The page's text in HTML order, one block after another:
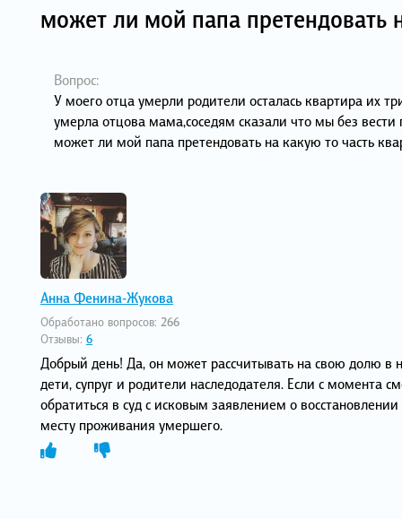
может ли мой папа претендовать
Вопрос:
У моего отца умерли родители осталась квартира их
умерла отцова мама,соседям сказали что мы без вести
может ли мой папа претендовать на какую то часть
Анна Фенина-Жукова
Обработано вопросов: 266
Отзывы: 6
Добрый день! Да, он может рассчитывать на свою долю в
дети, супруг и родители наследодателя. Если с
обратиться в суд с исковым заявлением о
месту проживания умершего.